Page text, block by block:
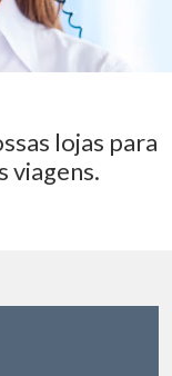
lojas para
viagens.